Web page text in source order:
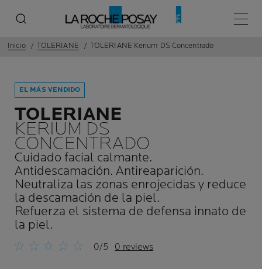
Menú
Inicio TOLERIANE TOLERIANE Kerium DS Concentrado
EL MÁS VENDIDO
TOLERIANE
KERIUM DS
CONCENTRADO
Cuidado facial calmante.
Antidescamación. Antireaparición.
Neutraliza las zonas enrojecidas y reduce
la descamación de la piel.
Refuerza el sistema de defensa innato de
la piel.
0/5 0 reviews